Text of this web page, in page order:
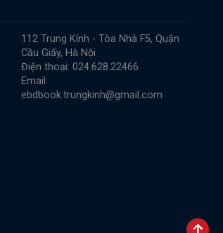
112 Trung Kính - Tòa Nhà F5, Quận
Cầu Giấy, Hà Nội
Điện thoại: 024.628.22466
Email:
ebdbook.trungkinh@gmail.com